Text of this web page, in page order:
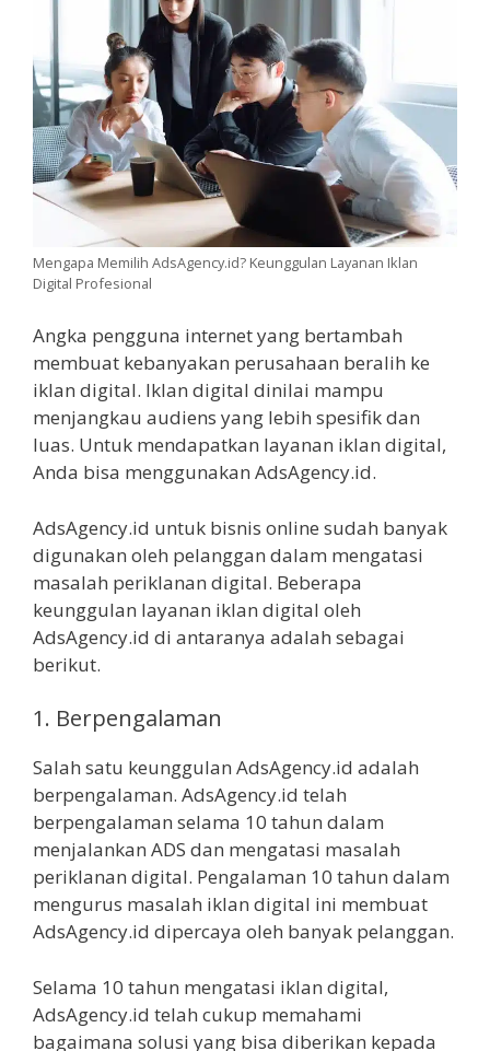
Mengapa Memilih AdsAgency.id? Keunggulan Layanan Iklan
Digital Profesional
Angka pengguna internet yang bertambah
membuat kebanyakan perusahaan beralih ke
iklan digital. Iklan digital dinilai mampu
menjangkau audiens yang lebih spesifik dan
luas. Untuk mendapatkan layanan iklan digital,
Anda bisa menggunakan AdsAgency.id.
AdsAgency.id untuk bisnis online sudah banyak
digunakan oleh pelanggan dalam mengatasi
masalah periklanan digital. Beberapa
keunggulan layanan iklan digital oleh
AdsAgency.id di antaranya adalah sebagai
berikut.
1. Berpengalaman
Salah satu keunggulan AdsAgency.id adalah
berpengalaman. AdsAgency.id telah
berpengalaman selama 10 tahun dalam
menjalankan ADS dan mengatasi masalah
periklanan digital. Pengalaman 10 tahun dalam
mengurus masalah iklan digital ini membuat
AdsAgency.id dipercaya oleh banyak pelanggan.
Selama 10 tahun mengatasi iklan digital,
AdsAgency.id telah cukup memahami
bagaimana solusi yang bisa diberikan kepada